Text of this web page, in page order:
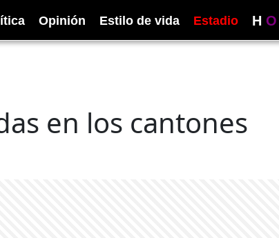
Opinión Estilo de vida Estadio H O
en los cantones